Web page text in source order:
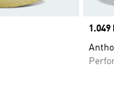
Price
1.049